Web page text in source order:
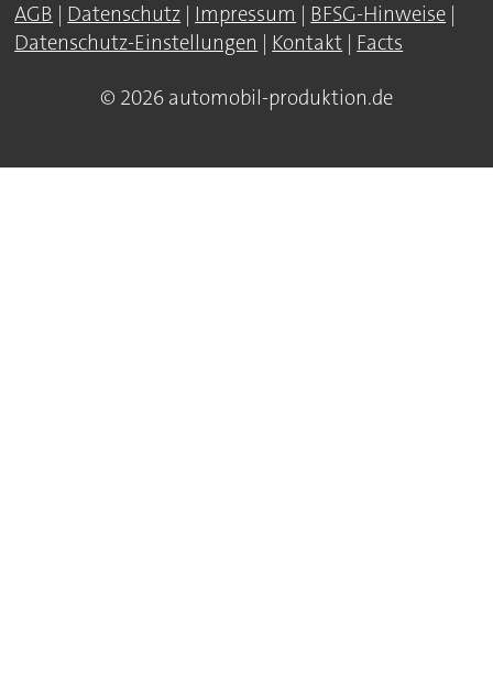
AGB | Datenschutz | Impressum | BFSG-Hinweise |
Datenschutz-Einstellungen | Kontakt | Facts
© 2026 automobil-produktion.de